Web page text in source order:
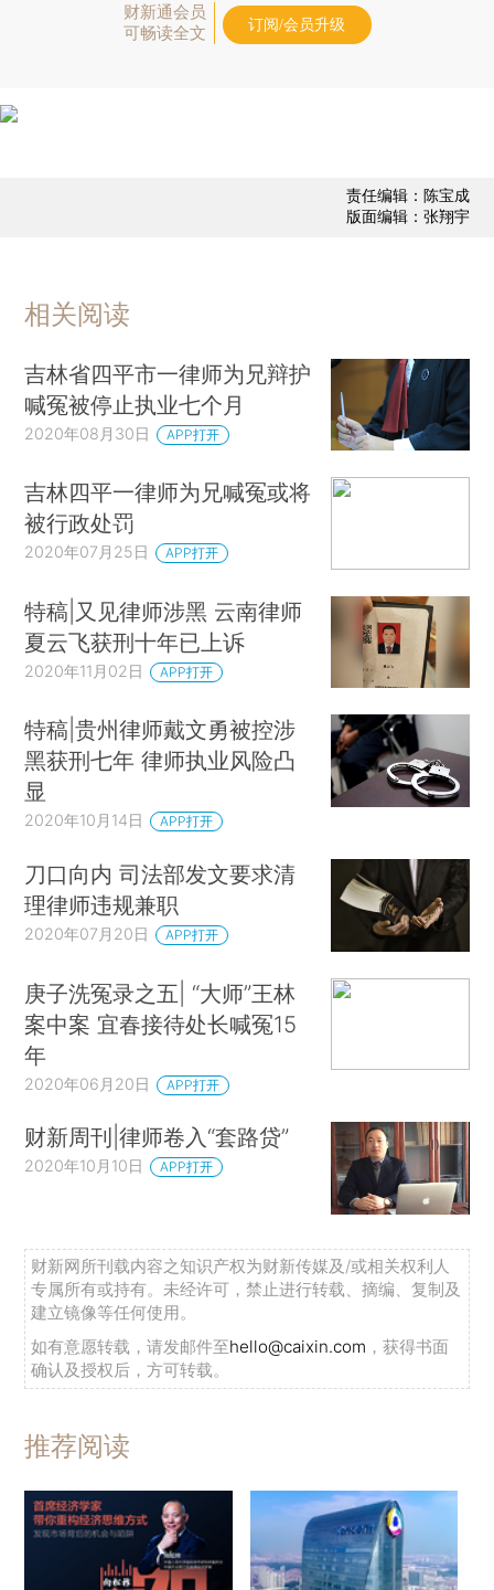
财新通会员
可畅读全文
订阅/会员升级
责任编辑：陈宝成
版面编辑：张翔宇
相关阅读
吉林省四平市一律师为兄辩护
喊冤被停止执业七个月
2020年08月30日 APP打开
吉林四平一律师为兄喊冤或将
被行政处罚
2020年07月25日 APP打开
特稿|又见律师涉黑 云南律师
夏云飞获刑十年已上诉
2020年11月02日 APP打开
特稿|贵州律师戴文勇被控涉
黑获刑七年 律师执业风险凸
显
2020年10月14日 APP打开
刀口向内 司法部发文要求清
理律师违规兼职
2020年07月20日 APP打开
庚子洗冤录之五| “大师”王林
案中案 宜春接待处长喊冤15
年
2020年06月20日 APP打开
财新周刊|律师卷入“套路贷”
2020年10月10日 APP打开
财新网所刊载内容之知识产权为财新传媒及/或相关权利人
专属所有或持有。未经许可，禁止进行转载、摘编、复制及
建立镜像等任何使用。
如有意愿转载，请发邮件至hello@caixin.com ，获得书面
确认及授权后，方可转载。
推荐阅读